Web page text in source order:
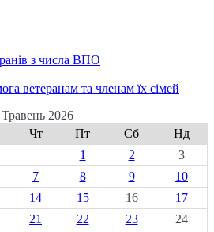
з числа ВПО
ветеранам та членам їх сімей
Травень 2026
Чт Пт Сб
Нд
1
2
3
7 8 9
10
14 15 16
17
21 22 23
24